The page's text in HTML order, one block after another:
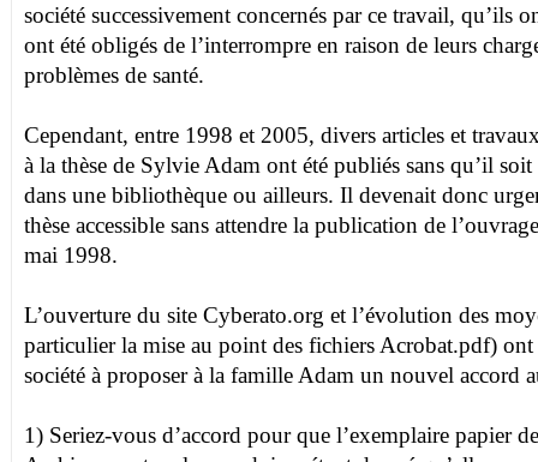
société successivement concernés par ce travail, qu’ils
ont été obligés de l’interrompre en raison de leurs
problèmes de santé.
Cependant, entre 1998 et 2005, divers articles et
à la thèse de Sylvie Adam ont été publiés sans qu’il
dans une bibliothèque ou ailleurs. Il devenait donc
thèse accessible sans attendre la publication de
mai 1998.
L’ouverture du site Cyberato.org et l’évolution des
particulier la mise au point des fichiers Acrobat.pdf) ont
société à proposer à la famille Adam un nouvel accord
1) Seriez-vous d’accord pour que l’exemplaire papier